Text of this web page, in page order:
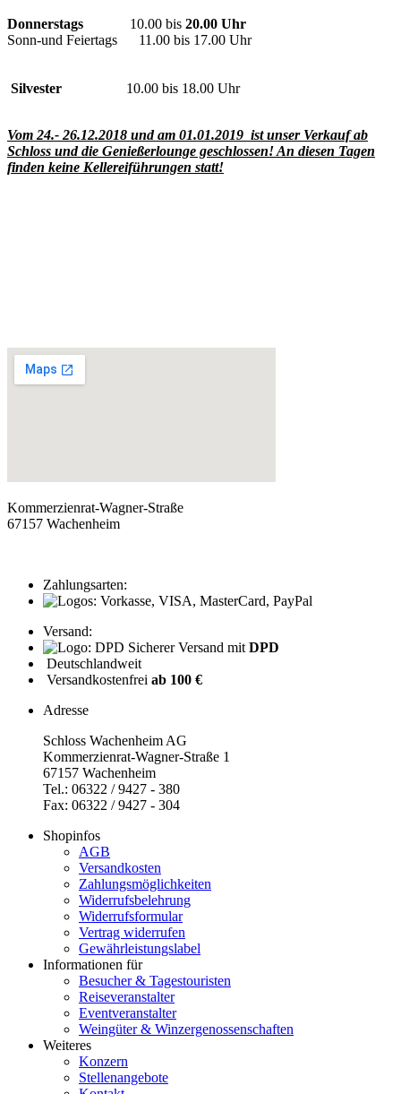
Donnerstags 10.00 bis 20.00 Uhr
Sonn-und Feiertags 11.00 bis 17.00 Uhr
Silvester 10.00 bis 18.00 Uhr
Vom 24.- 26.12.2018 und am 01.01.2019 ist unser Verkauf ab
Schloss und die Genießerlounge geschlossen! An diesen Tagen
finden keine Kellereiführungen statt!
Kommerzienrat-Wagner-Straße
67157 Wachenheim
Zahlungsarten:
Versand:
Sicherer Versand mit DPD
Deutschlandweit
Versandkostenfrei ab 100 €
Adresse
Schloss Wachenheim AG
Kommerzienrat-Wagner-Straße 1
67157 Wachenheim
Tel.: 06322 / 9427 - 380
Fax: 06322 / 9427 - 304
Shopinfos
AGB
Versandkosten
Zahlungsmöglichkeiten
Widerrufsbelehrung
Widerrufsformular
Vertrag widerrufen
Gewährleistungslabel
Informationen für
Besucher & Tagestouristen
Reiseveranstalter
Eventveranstalter
Weingüter & Winzergenossenschaften
Weiteres
Konzern
Stellenangebote